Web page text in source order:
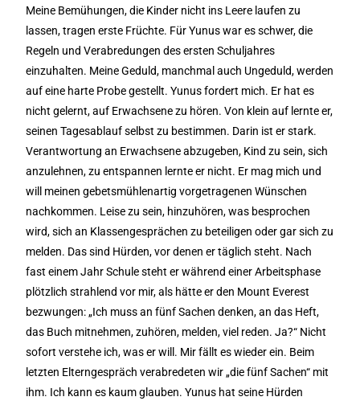
Meine Bemühungen, die Kinder nicht ins Leere laufen zu
lassen, tragen erste Früchte. Für Yunus war es schwer, die
Regeln und Verabredungen des ersten Schuljahres
einzuhalten. Meine Geduld, manchmal auch Ungeduld, werden
auf eine harte Probe gestellt. Yunus fordert mich. Er hat es
nicht gelernt, auf Erwachsene zu hören. Von klein auf lernte er,
seinen Tagesablauf selbst zu bestimmen. Darin ist er stark.
Verantwortung an Erwachsene abzugeben, Kind zu sein, sich
anzulehnen, zu entspannen lernte er nicht. Er mag mich und
will meinen gebetsmühlenartig vorgetragenen Wünschen
nachkommen. Leise zu sein, hinzuhören, was besprochen
wird, sich an Klassengesprächen zu beteiligen oder gar sich zu
melden. Das sind Hürden, vor denen er täglich steht. Nach
fast einem Jahr Schule steht er während einer Arbeitsphase
plötzlich strahlend vor mir, als hätte er den Mount Everest
bezwungen: „Ich muss an fünf Sachen denken, an das Heft,
das Buch mitnehmen, zuhören, melden, viel reden. Ja?“ Nicht
sofort verstehe ich, was er will. Mir fällt es wieder ein. Beim
letzten Elterngespräch verabredeten wir „die fünf Sachen“ mit
ihm. Ich kann es kaum glauben. Yunus hat seine Hürden